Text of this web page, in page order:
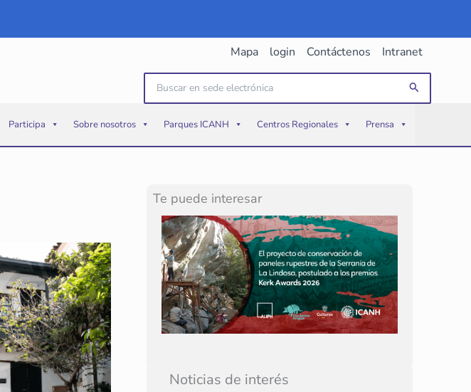
Mapa login Contáctenos Intranet
por:
Buscar
Participa Sobre nosotros Parques ICANH Centros Regionales Prensa
Noticias de interés
Te puede interesar